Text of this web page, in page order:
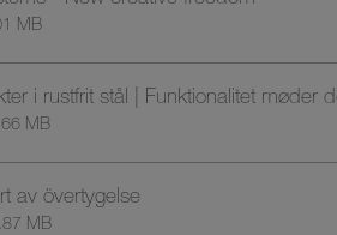
MB
i rustfrit stål | Funktionalitet møder
MB
av övertygelse
MB